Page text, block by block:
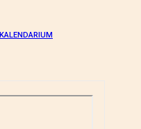
KALENDARIUM